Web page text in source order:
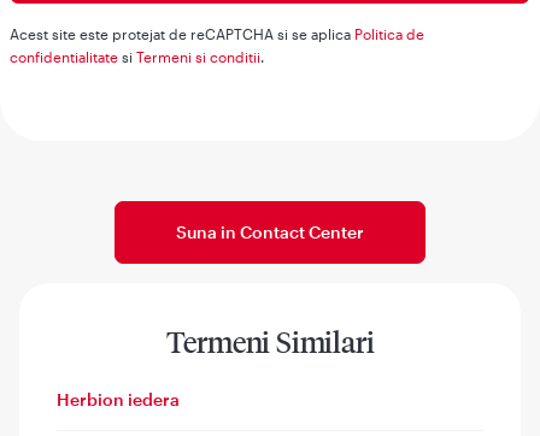
Acest site este protejat de reCAPTCHA si se aplica Politica de
confidentialitate si Termeni si conditii
Suna in Contact Center
Termeni Similari
Herbion iedera